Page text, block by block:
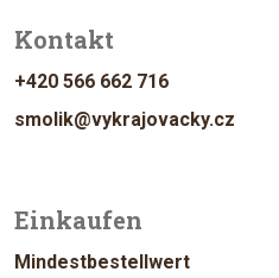
Kontakt
+420 566 662 716
smolik@vykrajovacky.cz
Einkaufen
Mindestbestellwert